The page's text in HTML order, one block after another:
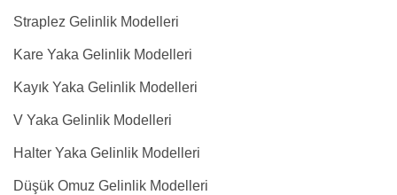
Straplez Gelinlik Modelleri
Kare Yaka Gelinlik Modelleri
Kayık Yaka Gelinlik Modelleri
V Yaka Gelinlik Modelleri
Halter Yaka Gelinlik Modelleri
Düşük Omuz Gelinlik Modelleri